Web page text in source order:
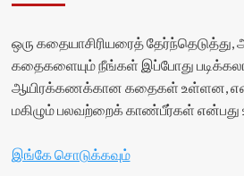
ஒரு கதையாசிரியரைத்
கதைகளையும் நீங்கள் இப்போது
ஆயிரக்கணக்கான கதைகள் உள்ளன,
மகிழும் பலவற்றைக் காண்பீர்கள் என்பது
இங்கே சொடுக்கவும்